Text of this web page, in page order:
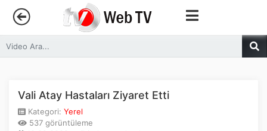
Anasayfa
Canlı Yayın
Vali Atay Hastaları Ziyaret Etti
Kategori: Yerel
537 görüntüleme